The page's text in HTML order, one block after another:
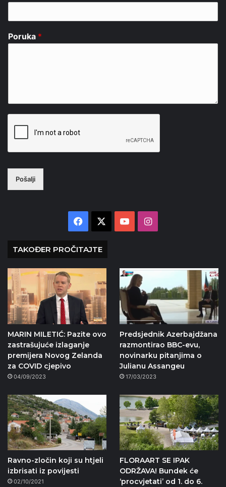
Poruka *
Pošalji
Facebook YouTubeInstagram
TAKOĐER PROČITAJTE
MARIN MILETIĆ: Pazite ovo
zastrašujuće izlaganje
premijera Novog Zelanda
za COVID cjepivo
04/09/2023
Predsjednik Azerbajdžana
razmontirao BBC-evu,
novinarku pitanjima o
Julianu Assangeu
17/03/2023
Ravno-zločin koji su htjeli
izbrisati iz povijesti
02/10/2021
FLORAART SE IPAK
ODRŽAVA! Bundek će
‘procvjetati’ od 1. do 6.